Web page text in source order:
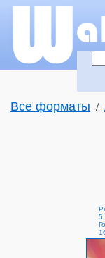
Все форматы /